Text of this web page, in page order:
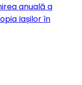
anuală a
Iașilor în